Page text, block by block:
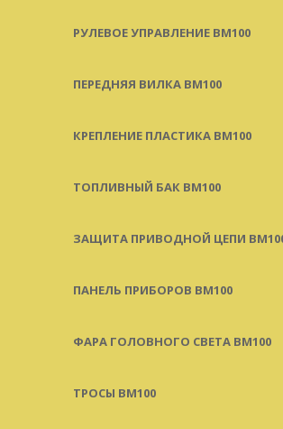
РУЛЕВОЕ УПРАВЛЕНИЕ BM100
ПЕРЕДНЯЯ ВИЛКА BM100
КРЕПЛЕНИЕ ПЛАСТИКА BM100
ТОПЛИВНЫЙ БАК BM100
ЗАЩИТА ПРИВОДНОЙ ЦЕПИ
ПАНЕЛЬ ПРИБОРОВ BM100
ФАРА ГОЛОВНОГО СВЕТА BM100
ТРОСЫ BM100